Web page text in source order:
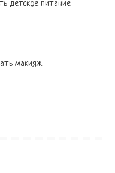
детское питание
макияж